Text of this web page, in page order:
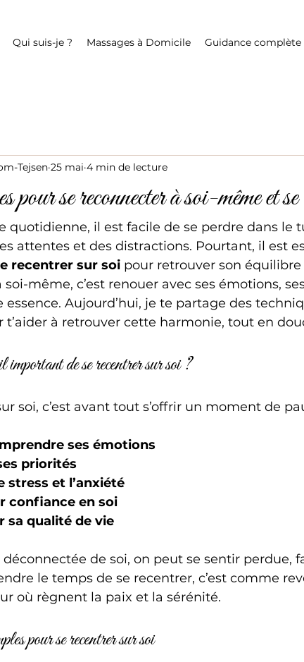
Qui suis-je ? Massages à Domicile Guidance complète
se reconnecter à soi-même et
Tejsen 25 mai 4 min de lecture
quotidienne, il est facile de se perdre dans le
attentes et des distractions. Pourtant, il est
recentrer sur soi pour retrouver son équilibre
même, c’est renouer avec ses émotions,
essence. Aujourd’hui, je te partage des
t’aider à retrouver cette harmonie, tout en
de se recentrer sur soi ?
soi, c’est avant tout s’offrir un moment de
ses émotions
priorités
stress et l’anxiété
confiance en soi
sa qualité de vie
de soi, on peut se sentir perdue,
le temps de se recentrer, c’est comme
où règnent la paix et la sérénité.
pour se recentrer sur soi